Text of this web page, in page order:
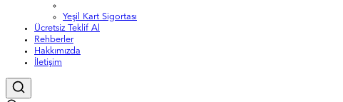
Yeşil Kart Sigortası
Ücretsiz Teklif Al
Rehberler
Hakkımızda
İletişim